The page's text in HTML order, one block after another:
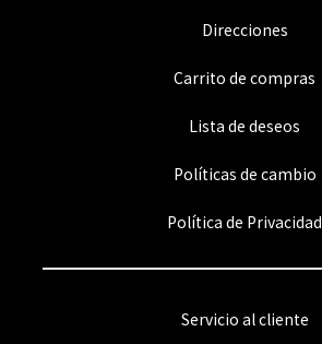
Direcciones
Carrito de compras
Lista de deseos
Políticas de cambio
Política de Privacidad
Servicio al cliente